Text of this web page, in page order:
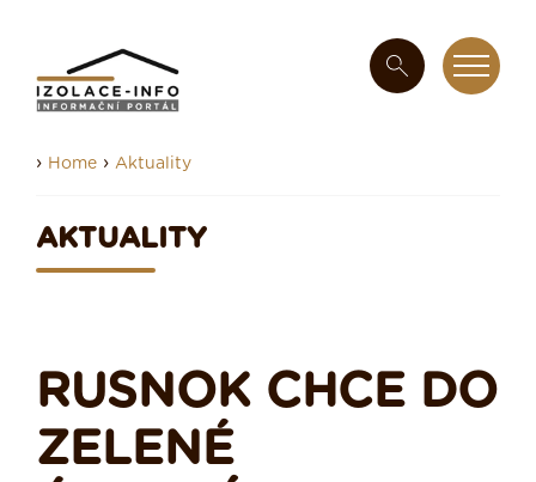
› Home › Aktuality
AKTUALITY
RUSNOK CHCE DO
ZELENÉ